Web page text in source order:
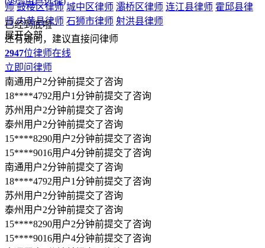
州律师 西安律师 武汉律师 苏州律师 郑州律师 南京律师 天津
律师 长沙律师 东莞律师 宁波律师 佛山律师
师 昆明律师 沈阳律师 济南律师
温州律师 大连律师
南昌律师 哈尔滨律师
展开全部
北京婚姻家庭律师 上海婚姻家庭律师
婚姻家庭律师 成都婚姻家庭律师
家庭律师 西安婚姻家庭律师
律师 郑州婚姻家庭律师 南京婚姻家庭律师
长沙婚姻家庭律师 东莞婚姻家庭律师
婚姻家庭律师 合肥婚姻家庭律师
家庭律师 沈阳婚姻家庭律师 济南婚姻家庭律师
律师 厦门婚姻家庭律师 福州婚姻家庭律师
大连婚姻家庭律师 贵阳婚姻家庭律师
庄婚姻家庭律师 太原婚姻家庭律师
婚姻家庭律师
律图>法律知识>婚姻家庭> 子女抚养
该从哪日开始算
专业服务
律师认证
退款保障
法律咨询热线